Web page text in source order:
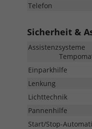
Telefon
Sicherheit &
Assistenzsysteme
Einparkhilfe
Lenkung
Lichttechnik
Pannenhilfe
Start/Stop-